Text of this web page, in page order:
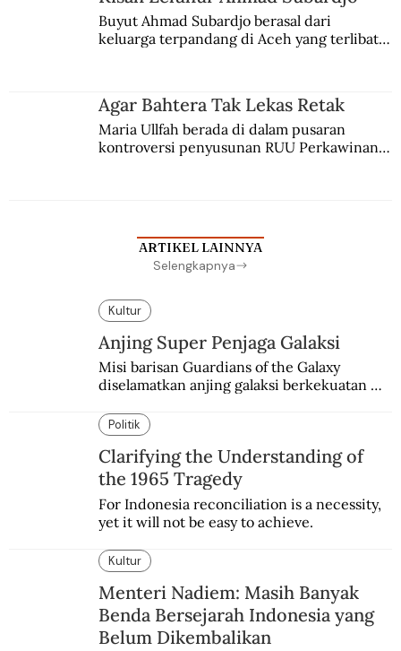
Buyut Ahmad Subardjo berasal dari
keluarga terpandang di Aceh yang terlibat
Agar Bahtera Tak Lekas Retak
Maria Ullfah berada di dalam pusaran
kontroversi penyusunan RUU Perkawinan.
ARTIKEL LAINNYA
Selengkapnya
Kultur
Anjing Super Penjaga Galaksi
Misi barisan Guardians of the Galaxy
diselamatkan anjing galaksi berkekuatan
si martir antariksa Soviet.
Politik
Clarifying the Understanding of
the 1965 Tragedy
For Indonesia reconciliation is a necessity,
yet it will not be easy to achieve.
Kultur
Menteri Nadiem: Masih Banyak
Benda Bersejarah Indonesia yang
Belum Dikembalikan